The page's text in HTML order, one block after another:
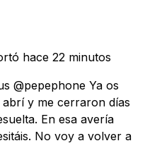
hace 22 minutos
@pepephone Ya os
y me cerraron días
En esa avería
No voy a volver a